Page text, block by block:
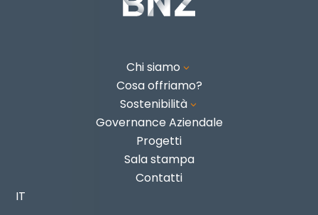
Chi siamo 3
Cosa offriamo?
Sostenibilità3
Governance Aziendale
Progetti
Sala stampa
Contatti
IT